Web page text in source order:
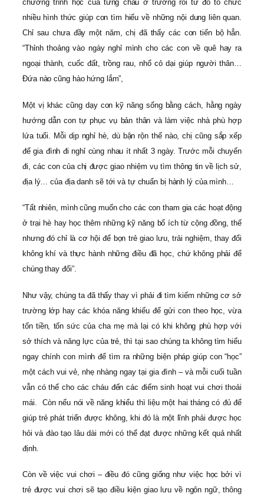
chương trình học của từng cháu ở trường rồi từ đó tổ chức
nhiều hình thức giúp con tìm hiểu về những nội dung liên quan.
Chỉ sau chưa đầy một năm, chị đã thấy các con tiến bộ hẳn.
“Thỉnh thoảng vào ngày nghỉ mình cho các con về quê hay ra
ngoại thành, cuốc đất, trồng rau, nhổ cỏ dại giúp người thân…
Đứa nào cũng hào hứng lắm”,
Một vị khác cũng dạy con kỹ năng sống bằng cách, hằng ngày
hướng dẫn con tự phục vụ bản thân và làm việc nhà phù hợp
lứa tuổi. Mỗi dịp nghỉ hè, dù bận rộn thế nào, chị cũng sắp xếp
để gia đình đi nghỉ cùng nhau ít nhất 3 ngày. Trước mỗi chuyến
đi, các con của chị được giao nhiệm vụ tìm thông tin về lịch sử,
địa lý… của địa danh sẽ tới và tự chuẩn bị hành lý của mình…
“Tất nhiên, mình cũng muốn cho các con tham gia các hoạt động
ở trại hè hay học thêm những kỹ năng bổ ích từ cộng đồng, thế
nhưng đó chỉ là cơ hội để bọn trẻ giao lưu, trải nghiệm, thay đổi
không khí và thực hành những điều đã học, chứ không phải để
chúng thay đổi”.
Như vậy, chúng ta đã thấy thay vì phải đi tìm kiếm những cơ sở
trường lớp hay các khóa năng khiếu để gửi con theo học, vừa
tốn tiền, tốn sức của cha mẹ mà lại có khi không phù hợp với
sở thích và năng lực của trẻ, thì tại sao chúng ta không tìm hiểu
ngay chính con mình để tìm ra những biện pháp giúp con “học”
một cách vui vẻ, nhẹ nhàng ngay tại gia đình – và mỗi cuối tuần
vẫn có thể cho các cháu đến các điểm sinh hoạt vui chơi thoải
mái. Còn nếu nói về năng khiếu thì liệu một hai tháng có đủ để
giúp trẻ phát triển được không, khi đó là một lĩnh phải được học
hỏi và đào tạo lâu dài mới có thể đạt được những kết quả nhất
định.
Còn về việc vui chơi – điều đó cũng giống như việc học bởi vì
trẻ được vui chơi sẽ tạo điều kiện giao lưu về ngôn ngữ, thông